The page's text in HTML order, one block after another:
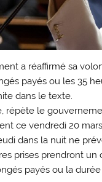
a réaffirmé sa
payés ou les 35
dans le texte.
le
ce vendredi 20
dans la nuit ne
prises prendront
payés ou la